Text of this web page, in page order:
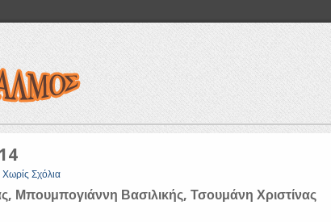
Χωρίς Σχόλια
Μπουμπογιάννη Βασιλικής, Τσουμάνη Χριστίνας